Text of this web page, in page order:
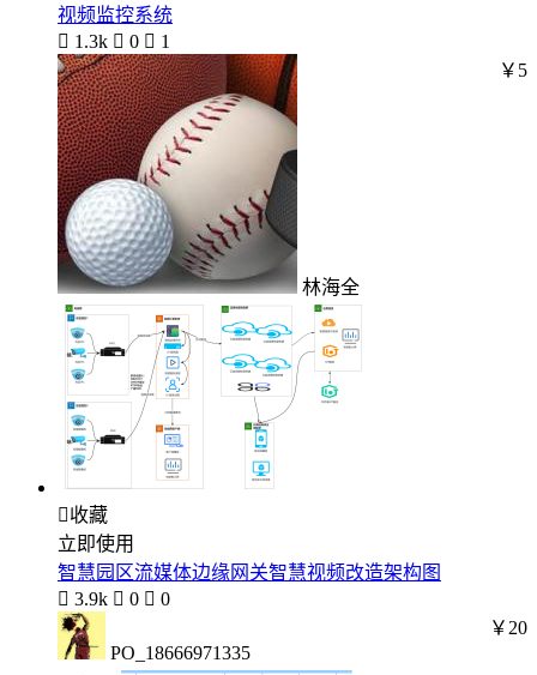
视频监控系统
 1.3k  0  1
林海全
￥5
收藏
立即使用
智慧园区流媒体边缘网关智慧视频改造架构图
 3.9k  0  0
PO_18666971335
￥20